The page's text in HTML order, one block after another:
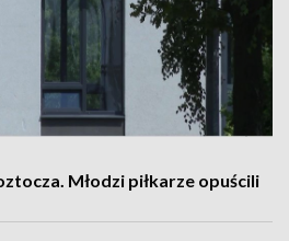
Młodzi piłkarze opuścili